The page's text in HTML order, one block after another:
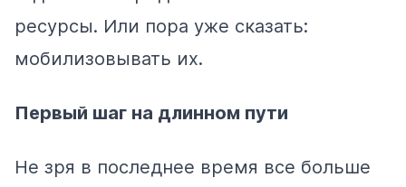
ресурсы. Или пора уже сказать:
мобилизовывать их.
Первый шаг на длинном пути
Не зря в последнее время все больше